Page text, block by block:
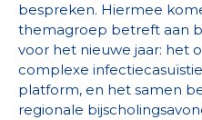
bespreken. Hiermee
themagroep betreft aan
voor het nieuwe jaar: het
complexe
platform, en het samen
regionale